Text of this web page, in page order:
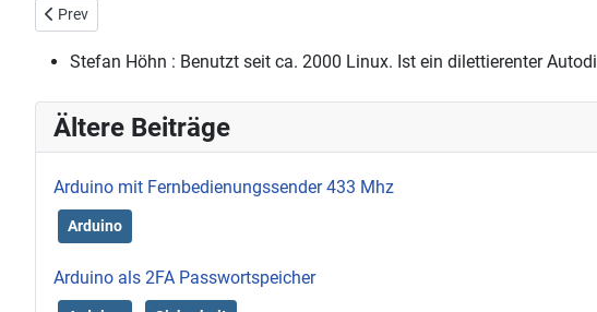
Previous article: Arduino als Programmer für Attiny
Prev
Stefan Höhn : Benutzt seit ca. 2000 Linux. Ist ein dilettierenter
Ältere Beiträge
Arduino mit Fernbedienungssender 433 Mhz
Arduino
Arduino als 2FA Passwortspeicher